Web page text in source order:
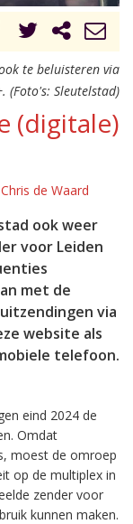
te beluisteren via
(Foto's: Sleutelstad)
(digitale)
Chris de Waard
ook weer
voor Leiden
met de
via
website als
telefoon.
eind 2024 de
Omdat
moest de omroep
op de multiplex in
zender voor
kunnen maken.